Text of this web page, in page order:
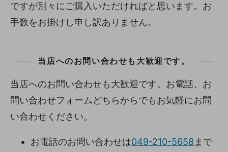
ですが別々にご購入いただければと思います。お
手数をお掛けし申し訳ありません。
当店へのお問い合わせも大歓迎です。
当店へのお問い合わせも大歓迎です。お電話、お
問い合わせフォームどちらからでもお気軽にお問
い合わせください。
お電話のお問い合わせは049-210-5658まで